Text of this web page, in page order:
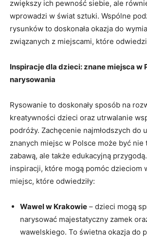
zwiększy‍ ich⁢ pewność siebie, ale
wprowadzi w ⁣świat sztuki. Wspólne
rysunków ‍to doskonała ⁣okazja do
związanych z miejscami, które
Inspiracje⁣ dla dzieci: znane miejsca w
narysowania
Rysowanie to doskonały sposób na
kreatywności dzieci‌ oraz utrwalanie
podróży. Zachęcenie ⁣najmłodszych do
znanych miejsc w Polsce może być nie
zabawą, ale także edukacyjną
inspiracji, które mogą pomóc dzieciom
miejsc,⁢ które odwiedziły:
Wawel w Krakowie – ‌dzieci mogą
narysować majestatyczny zamek
wawelskiego. To świetna okazja do‍